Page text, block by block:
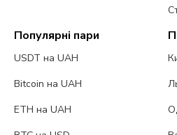
Популярні пари
USDT на UAH
Bitcoin на UAH
ETH на UAH